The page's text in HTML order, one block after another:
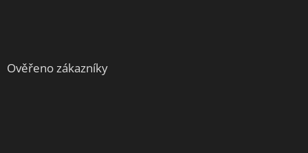
Ověřeno zákazníky